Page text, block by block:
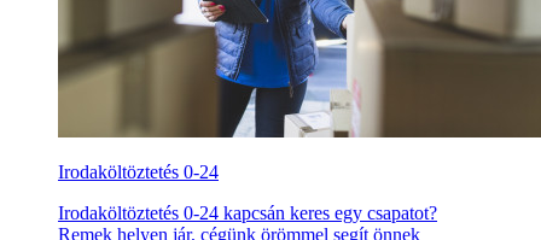
Irodaköltöztetés 0-24
Irodaköltöztetés 0-24 kapcsán keres egy csapatot?
Remek helyen jár, cégünk örömmel segít önnek